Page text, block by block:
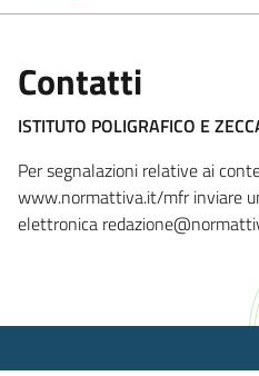
Contatti
ISTITUTO POLIGRAFICO E
Per segnalazioni relative ai
www.normattiva.it/mfr inviare
elettronica